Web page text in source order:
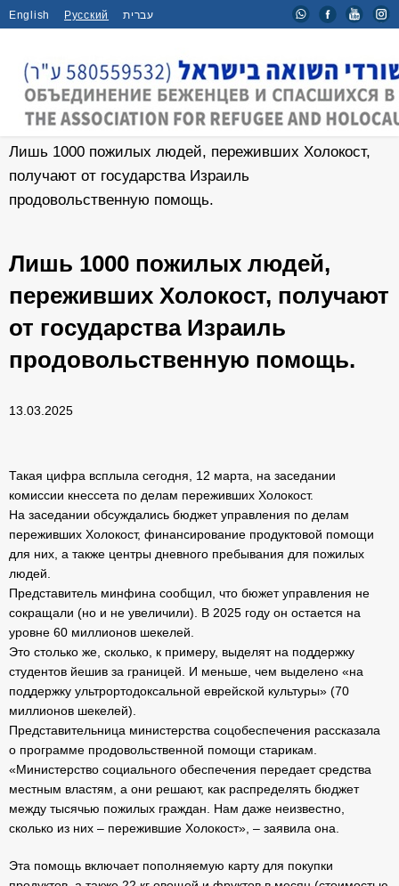
English Русский עברית
Главная / События /
Лишь 1000 пожилых людей, переживших Холокост,
получают от государства Израиль
продовольственную помощь.
Лишь 1000 пожилых людей,
переживших Холокост, получают
от государства Израиль
продовольственную помощь.
13.03.2025
Такая цифра всплыла сегодня, 12 марта, на заседании
комиссии кнессета по делам переживших Холокост.
На заседании обсуждались бюджет управления по делам
переживших Холокост, финансирование продуктовой помощи
для них, а также центры дневного пребывания для пожилых
людей.
Представитель минфина сообщил, что бюжет управления не
сокращали (но и не увеличили). В 2025 году он остается на
уровне 60 миллионов шекелей.
Это столько же, сколько, к примеру, выделят на поддержку
студентов йешив за границей. И меньше, чем выделено «на
поддержку ультрортодоксальной еврейской культуры» (70
миллионов шекелей).
Представительница министерства соцобеспечения рассказала
о программе продовольственной помощи старикам.
«Министерство социального обеспечения передает средства
местным властям, а они решают, как распределять бюджет
между тысячью пожилых граждан. Нам даже неизвестно,
сколько из них – пережившие Холокост», – заявила она.
Эта помощь включает пополняемую карту для покупки